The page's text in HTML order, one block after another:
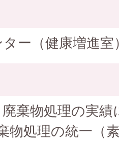
ー（健康増進室
棄物処理の実績
物処理の統一（